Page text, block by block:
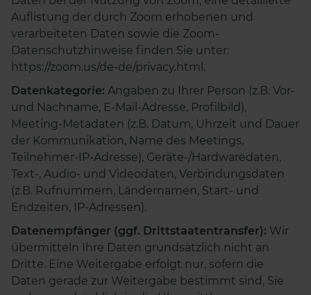
Auflistung der durch Zoom erhobenen und
verarbeiteten Daten sowie die Zoom-
Datenschutzhinweise finden Sie unter:
https://zoom.us/de-de/privacy.html.
Datenkategorie: Angaben zu Ihrer Person (z.B. Vor-
und Nachname, E-Mail-Adresse, Profilbild),
Meeting-Metadaten (z.B. Datum, Uhrzeit und Dauer
der Kommunikation, Name des Meetings,
Teilnehmer-IP-Adresse), Geräte-/Hardwaredaten,
Text-, Audio- und Videodaten, Verbindungsdaten
(z.B. Rufnummern, Ländernamen, Start- und
Endzeiten, IP-Adressen).
Datenempfänger (ggf. Drittstaatentransfer): Wir
übermitteln Ihre Daten grundsätzlich nicht an
Dritte. Eine Weitergabe erfolgt nur, sofern die
Daten gerade zur Weitergabe bestimmt sind, Sie